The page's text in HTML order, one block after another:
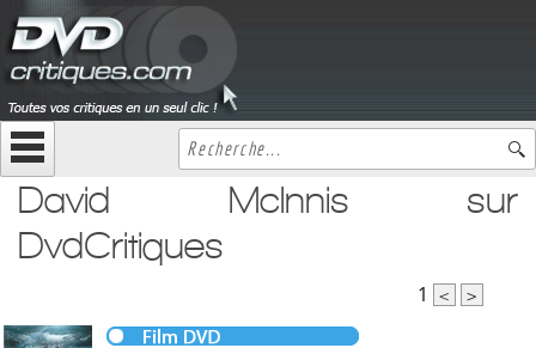
David McInnis sur
DvdCritiques
1 < >